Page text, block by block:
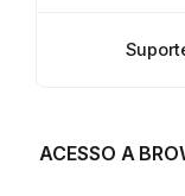
ACESSO A